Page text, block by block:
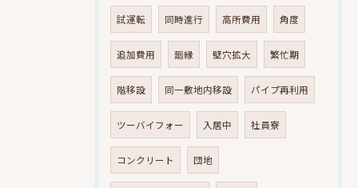
試運転 同時進行 高所費用 角度
追加費用 廻縁 壁穴拡大 繁忙期
階移設 同一敷地内移設 パイプ再利用
ツーバイフォー 入居中 社員寮
コンクリート 団地